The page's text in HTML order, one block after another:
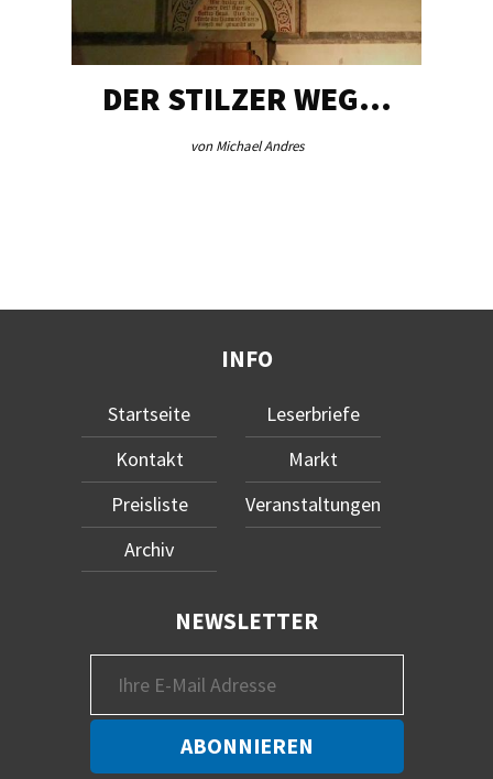
DER STILZER WEG…
von Michael Andres
INFO
Startseite
Kontakt
Preisliste
Archiv
Leserbriefe
Markt
Veranstaltungen
NEWSLETTER